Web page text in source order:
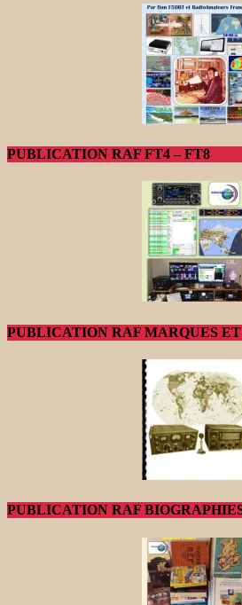
PUBLICATION RAF FT4 – FT8
PUBLICATION RAF MARQUES
PUBLICATION RAF